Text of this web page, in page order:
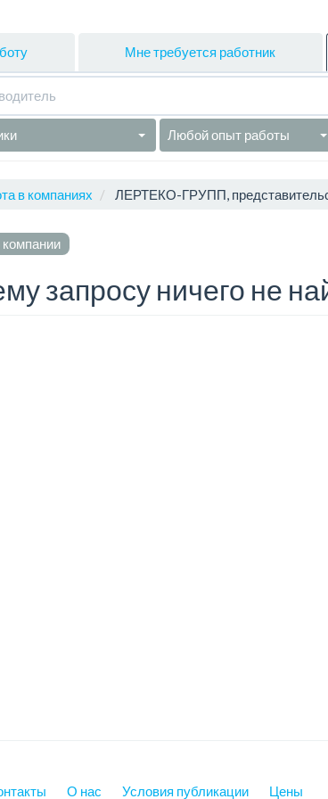
Мне требуется работник
Любой опыт работы
в компаниях
ЛЕРТЕКО-ГРУПП,
запросу ничего не
О нас Условия публикации Цены